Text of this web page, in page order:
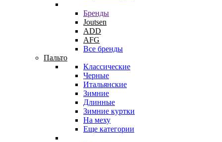
Бренды
Joutsen
ADD
AFG
Все бренды
Пальто
Классические
Черные
Итальянские
Зимние
Длинные
Зимние куртки
На меху
Еще категории